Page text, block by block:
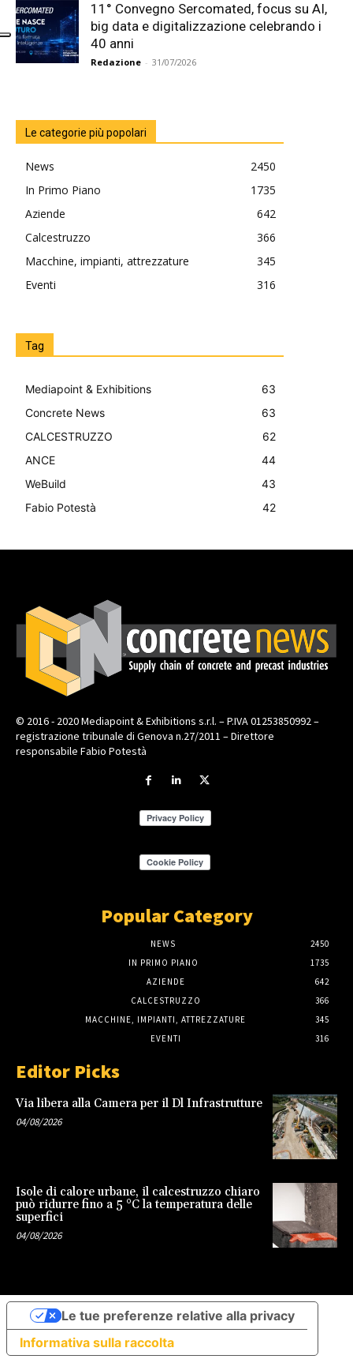
11° Convegno Sercomated, focus su AI,
big data e digitalizzazione celebrando i
40 anni
Redazione - 31/07/2026
Le categorie più popolari
News
2450
In Primo Piano
1735
Aziende
642
Calcestruzzo
366
Macchine, impianti, attrezzature
345
Eventi
316
Tag
Mediapoint & Exhibitions
63
Concrete News
63
CALCESTRUZZO
62
ANCE
44
WeBuild
43
Fabio Potestà
42
© 2016 - 2020 Mediapoint & Exhibitions s.r.l. – P.IVA 01253850992 –
registrazione tribunale di Genova n.27/2011 – Direttore
responsabile Fabio Potestà
Popular Category
NEWS
2450
IN PRIMO PIANO
1735
AZIENDE
642
CALCESTRUZZO
366
MACCHINE, IMPIANTI, ATTREZZATURE
345
EVENTI
316
Editor Picks
Via libera alla Camera per il Dl Infrastrutture
04/08/2026
Isole di calore urbane, il calcestruzzo chiaro
può ridurre fino a 5 °C la temperatura delle
superfici
04/08/2026
Informativa sulla raccolta
Le tue preferenze relative alla privacy